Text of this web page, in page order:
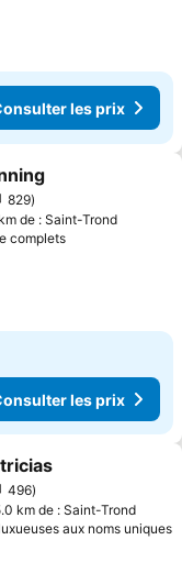
les prix
favoris
829
de : Saint-Trond
complets
les prix
favoris
496
km de : Saint-Trond
aux noms uniques